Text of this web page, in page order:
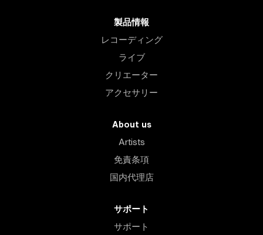
製品情報
レコーディング
ライブ
クリエーター
アクセサリー
About us
Artists
免責条項
国内代理店
サポート
サポート